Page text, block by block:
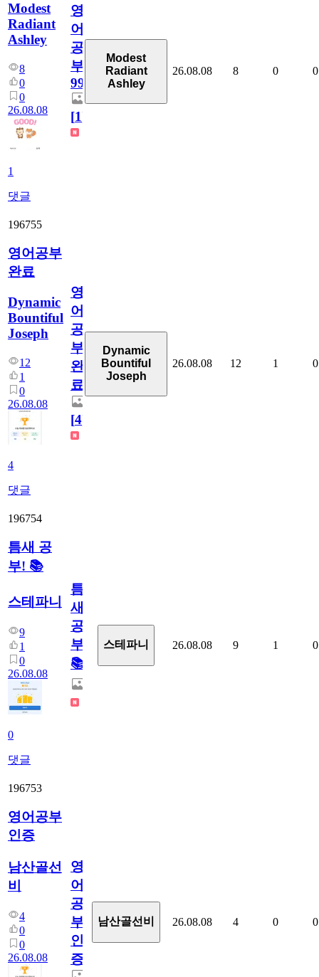
Modest
Radiant
Ashley
8
0
0
26.08.08
1
댓글
영
어
공
부
99
[1]
Modest
Radiant
Ashley
26.08.08 8 0 0
196755
영어공부
완료
Dynamic
Bountiful
Joseph
12
1
0
26.08.08
4
댓글
영
어
공
부
완
료
[4]
Dynamic
Bountiful
Joseph
26.08.08 12 1 0
196754
틈새 공
부! 📚
스테파니
9
1
0
26.08.08
0
댓글
틈
새
공
부!
📚
스테파니 26.08.08 9 1 0
196753
영어공부
인증
남산골선
비
4
0
0
26.08.08
영
어
공
부
인
증
남산골선비 26.08.08 4 0 0